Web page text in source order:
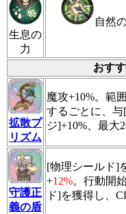
生息の
力
自然
おす
拡散プ
リズム
魔攻+10%。範
するごとに、
ジ]+10%、最大
守護正
義の盾
[物理シールド]
+12%。行動開
ド]を獲得し、